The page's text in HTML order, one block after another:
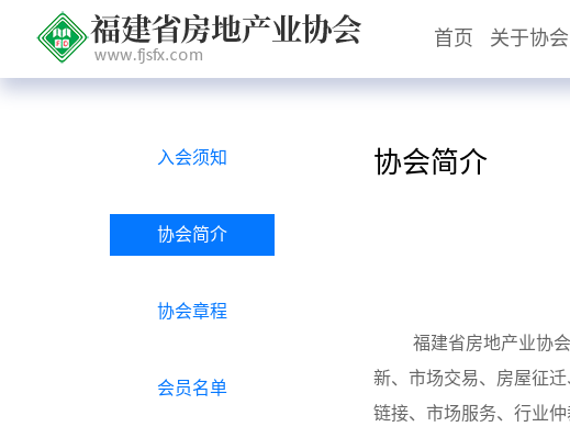
首页 关于协会
入会须知
协会简介
协会章程
会员名单
协会简介
福建省房地产业协
新、市场交易、房屋征
链接、市场服务、行业